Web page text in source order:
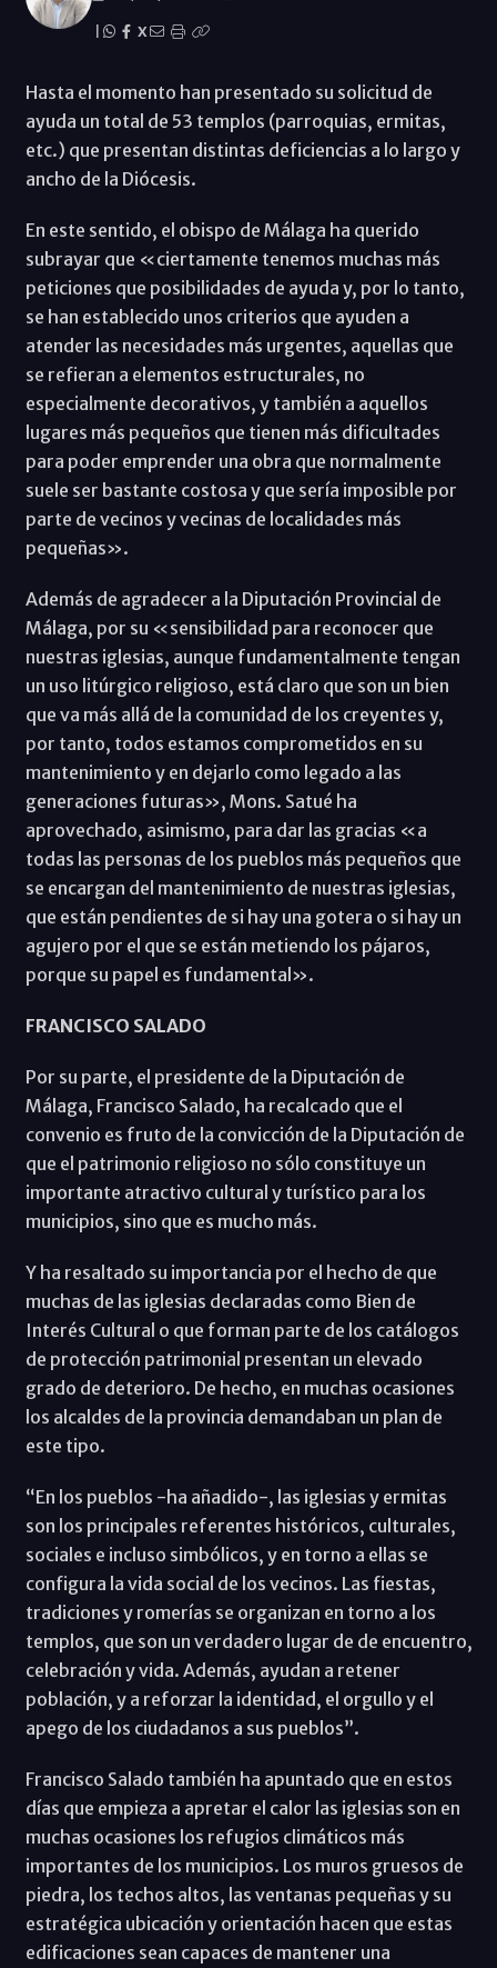
X
Hasta el momento han presentado su solicitud de
ayuda un total de 53 templos (parroquias, ermitas,
etc.) que presentan distintas deficiencias a lo largo y
ancho de la Diócesis.
En este sentido, el obispo de Málaga ha querido
subrayar que «ciertamente tenemos muchas más
peticiones que posibilidades de ayuda y, por lo tanto,
se han establecido unos criterios que ayuden a
atender las necesidades más urgentes, aquellas que
se refieran a elementos estructurales, no
especialmente decorativos, y también a aquellos
lugares más pequeños que tienen más dificultades
para poder emprender una obra que normalmente
suele ser bastante costosa y que sería imposible por
parte de vecinos y vecinas de localidades más
pequeñas».
Además de agradecer a la Diputación Provincial de
Málaga, por su «sensibilidad para reconocer que
nuestras iglesias, aunque fundamentalmente tengan
un uso litúrgico religioso, está claro que son un bien
que va más allá de la comunidad de los creyentes y,
por tanto, todos estamos comprometidos en su
mantenimiento y en dejarlo como legado a las
generaciones futuras», Mons. Satué ha
aprovechado, asimismo, para dar las gracias «a
todas las personas de los pueblos más pequeños que
se encargan del mantenimiento de nuestras iglesias,
que están pendientes de si hay una gotera o si hay un
agujero por el que se están metiendo los pájaros,
porque su papel es fundamental».
FRANCISCO SALADO
Por su parte, el presidente de la Diputación de
Málaga, Francisco Salado, ha recalcado que el
convenio es fruto de la convicción de la Diputación de
que el patrimonio religioso no sólo constituye un
importante atractivo cultural y turístico para los
municipios, sino que es mucho más.
Y ha resaltado su importancia por el hecho de que
muchas de las iglesias declaradas como Bien de
Interés Cultural o que forman parte de los catálogos
de protección patrimonial presentan un elevado
grado de deterioro. De hecho, en muchas ocasiones
los alcaldes de la provincia demandaban un plan de
este tipo.
“En los pueblos -ha añadido-, las iglesias y ermitas
son los principales referentes históricos, culturales,
sociales e incluso simbólicos, y en torno a ellas se
configura la vida social de los vecinos. Las fiestas,
tradiciones y romerías se organizan en torno a los
templos, que son un verdadero lugar de de encuentro,
celebración y vida. Además, ayudan a retener
población, y a reforzar la identidad, el orgullo y el
apego de los ciudadanos a sus pueblos”.
Francisco Salado también ha apuntado que en estos
días que empieza a apretar el calor las iglesias son en
muchas ocasiones los refugios climáticos más
importantes de los municipios. Los muros gruesos de
piedra, los techos altos, las ventanas pequeñas y su
estratégica ubicación y orientación hacen que estas
edificaciones sean capaces de mantener una